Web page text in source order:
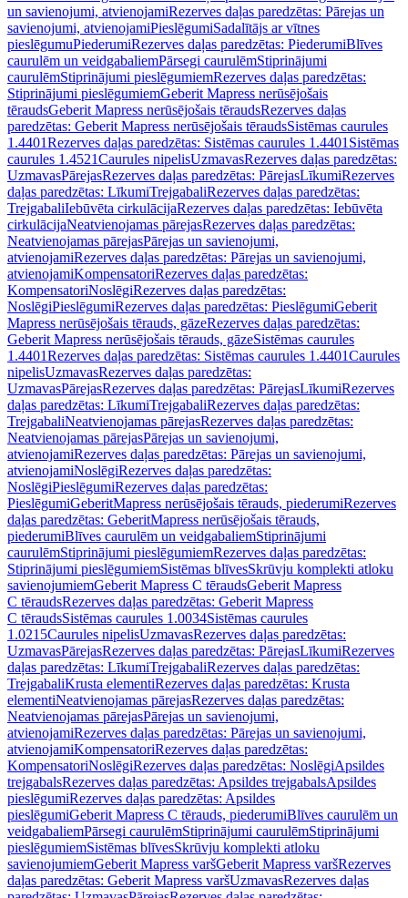
un savienojumi, atvienojamiRezerves daļas paredzētas: Pārejas un
savienojumi, atvienojamiPieslēgumiSadalītājs ar vītnes
pieslēgumuPiederumiRezerves daļas paredzētas: PiederumiBlīves
caurulēm un veidgabaliemPārsegi caurulēmStiprinājumi
caurulēmStiprinājumi pieslēgumiemRezerves daļas paredzētas:
Stiprinājumi pieslēgumiemGeberit Mapress nerūsējošais
tēraudsGeberit Mapress nerūsējošais tēraudsRezerves daļas
paredzētas: Geberit Mapress nerūsējošais tēraudsSistēmas caurules
1.4401Rezerves daļas paredzētas: Sistēmas caurules 1.4401 Sistēmas
caurules 1.4521Caurules nipelisUzmavasRezerves daļas paredzētas:
UzmavasPārejasRezerves daļas paredzētas: PārejasLīkumiRezerves
daļas paredzētas: LīkumiTrejgabaliRezerves daļas paredzētas:
TrejgabaliIebūvēta cirkulācijaRezerves daļas paredzētas: Iebūvēta
cirkulācijaNeatvienojamas pārejasRezerves daļas paredzētas:
Neatvienojamas pārejasPārejas un savienojumi,
atvienojamiRezerves daļas paredzētas: Pārejas un savienojumi,
atvienojamiKompensatoriRezerves daļas paredzētas:
KompensatoriNoslēgiRezerves daļas paredzētas:
NoslēgiPieslēgumiRezerves daļas paredzētas: PieslēgumiGeberit
Mapress nerūsējošais tērauds, gāzeRezerves daļas paredzētas:
Geberit Mapress nerūsējošais tērauds, gāzeSistēmas caurules
1.4401Rezerves daļas paredzētas: Sistēmas caurules 1.4401Caurules
nipelisUzmavasRezerves daļas paredzētas:
UzmavasPārejasRezerves daļas paredzētas: PārejasLīkumiRezerves
daļas paredzētas: LīkumiTrejgabaliRezerves daļas paredzētas:
TrejgabaliNeatvienojamas pārejasRezerves daļas paredzētas:
Neatvienojamas pārejasPārejas un savienojumi,
atvienojamiRezerves daļas paredzētas: Pārejas un savienojumi,
atvienojamiNoslēgiRezerves daļas paredzētas:
NoslēgiPieslēgumiRezerves daļas paredzētas:
PieslēgumiGeberitMapress nerūsējošais tērauds, piederumiRezerves
daļas paredzētas: GeberitMapress nerūsējošais tērauds,
piederumiBlīves caurulēm un veidgabaliemStiprinājumi
caurulēmStiprinājumi pieslēgumiemRezerves daļas paredzētas:
Stiprinājumi pieslēgumiemSistēmas blīvesSkrūvju komplekti atloku
savienojumiemGeberit Mapress C tēraudsGeberit Mapress
C tēraudsRezerves daļas paredzētas: Geberit Mapress
C tēraudsSistēmas caurules 1.0034Sistēmas caurules
1.0215Caurules nipelisUzmavasRezerves daļas paredzētas:
UzmavasPārejasRezerves daļas paredzētas: PārejasLīkumiRezerves
daļas paredzētas: LīkumiTrejgabaliRezerves daļas paredzētas:
TrejgabaliKrusta elementiRezerves daļas paredzētas: Krusta
elementiNeatvienojamas pārejasRezerves daļas paredzētas:
Neatvienojamas pārejasPārejas un savienojumi,
atvienojamiRezerves daļas paredzētas: Pārejas un savienojumi,
atvienojamiKompensatoriRezerves daļas paredzētas:
KompensatoriNoslēgiRezerves daļas paredzētas: NoslēgiApsildes
trejgabalsRezerves daļas paredzētas: Apsildes trejgabalsApsildes
pieslēgumiRezerves daļas paredzētas: Apsildes
pieslēgumiGeberit Mapress C tērauds, piederumiBlīves caurulēm un
veidgabaliemPārsegi caurulēmStiprinājumi caurulēmStiprinājumi
pieslēgumiemSistēmas blīvesSkrūvju komplekti atloku
savienojumiemGeberit Mapress varšGeberit Mapress varšRezerves
daļas paredzētas: Geberit Mapress varšUzmavasRezerves daļas